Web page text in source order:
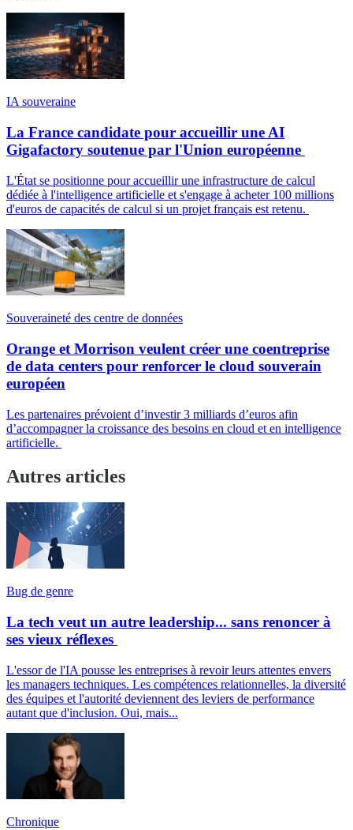
IA souveraine
La France candidate pour accueillir une AI
Gigafactory soutenue par l'Union européenne
L'État se positionne pour accueillir une infrastructure de calcul
dédiée à l'intelligence artificielle et s'engage à acheter 100 millions
d'euros de capacités de calcul si un projet français est retenu.
Souveraineté des centre de données
Orange et Morrison veulent créer une coentreprise
de data centers pour renforcer le cloud souverain
européen
Les partenaires prévoient d’investir 3 milliards d’euros afin
d’accompagner la croissance des besoins en cloud et en intelligence
artificielle.
Autres articles
Bug de genre
La tech veut un autre leadership... sans renoncer à
ses vieux réflexes
L'essor de l'IA pousse les entreprises à revoir leurs attentes envers
les managers techniques. Les compétences relationnelles, la diversité
des équipes et l'autorité deviennent des leviers de performance
autant que d'inclusion. Oui, mais...
Chronique